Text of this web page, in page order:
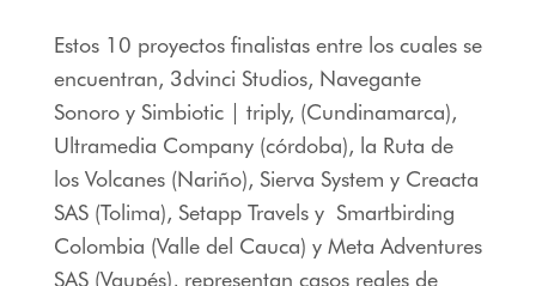
Estos 10 proyectos finalistas entre los cuales se
encuentran, 3dvinci Studios, Navegante
Sonoro y Simbiotic | triply, (Cundinamarca),
Ultramedia Company (córdoba), la Ruta de
los Volcanes (Nariño), Sierva System y Creacta
SAS (Tolima), Setapp Travels y Smartbirding
Colombia (Valle del Cauca) y Meta Adventures
SAS (Vaupés), representan casos reales de